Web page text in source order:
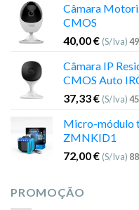
Câmara
CMOS
40,00€ (S/Iva)
Câmara IP
CMOS Auto
37,33€ (S/Iva)
Micro-módulo
ZMNKID1
72,00€ (S/Iva)
PROMOÇÃO